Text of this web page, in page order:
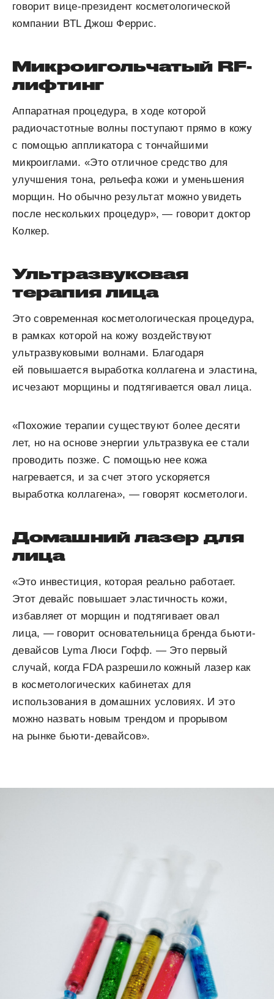
говорит вице-президент косметологической
компании BTL Джош Феррис.
Микроигольчатый RF-
лифтинг
Аппаратная процедура, в ходе которой
радиочастотные волны поступают прямо в кожу
с помощью аппликатора с тончайшими
микроиглами. «Это отличное средство для
улучшения тона, рельефа кожи и уменьшения
морщин. Но обычно результат можно увидеть
после нескольких процедур», — говорит доктор
Колкер.
Ультразвуковая
терапия лица
Это современная косметологическая процедура,
в рамках которой на кожу воздействуют
ультразвуковыми волнами. Благодаря
ей повышается выработка коллагена и эластина,
исчезают морщины и подтягивается овал лица.
«Похожие терапии существуют более десяти
лет, но на основе энергии ультразвука ее стали
проводить позже. С помощью нее кожа
нагревается, и за счет этого ускоряется
выработка коллагена», — говорят косметологи.
Домашний лазер для
лица
«Это инвестиция, которая реально работает.
Этот девайс повышает эластичность кожи,
избавляет от морщин и подтягивает овал
лица, — говорит основательница бренда бьюти-
девайсов Lyma Люси Гофф. — Это первый
случай, когда FDA разрешило кожный лазер как
в косметологических кабинетах для
использования в домашних условиях. И это
можно назвать новым трендом и прорывом
на рынке бьюти-девайсов».